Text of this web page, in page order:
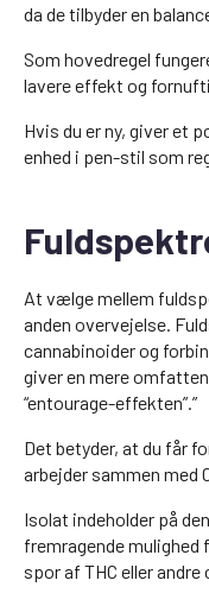
da de tilbyder en
Som hovedregel
lavere effekt og
Hvis du er ny, giver et
enhed i pen-stil som
At vælge mellem
anden overvejelse.
cannabinoider og
giver en mere
“entourage-effekten”.”
Det betyder, at du får
arbejder sammen med
Isolat indeholder på
fremragende mulighed
spor af THC eller andre